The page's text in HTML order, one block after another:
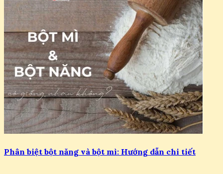
Phân biệt bột năng và bột mì: Hướng dẫn chi tiết